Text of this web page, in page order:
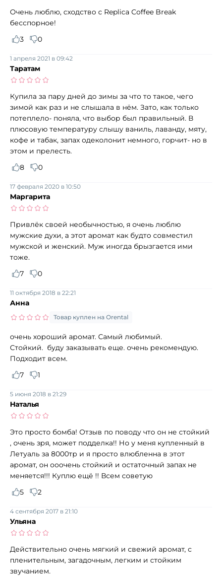
Очень люблю, сходство с Replica Coffee Break
бесспорное!
3
0
Таратам
1 апреля 2021 в 09:42
Купила за пару дней до зимы за что то такое, чего
зимой как раз и не слышала в нём. Зато, как только
потеплело- поняла, что выбор был правильный. В
плюсовую температуру слышу ваниль, лаванду, мяту,
кофе и табак, запах одеколонит немного, горчит- но в
этом и прелесть.
8
0
Маргарита
17 февраля 2020 в 10:50
Привлёк своей необычностью, я очень люблю
мужские духи, а этот аромат как будто совместил
мужской и женский. Муж иногда брызгается ими
тоже.
7
0
Анна
11 октября 2018 в 22:21
Товар куплен на Orental
очень хороший аромат. Самый любимый.
Стойкий. буду заказывать еще. очень рекомендую.
Подходит всем.
7
1
Наталья
5 июня 2018 в 21:29
Это просто бомба! Отзыв по поводу что он не стойкий
, очень зря, может подделка!! Но у меня купленный в
Летуаль за 8000тр и я просто влюбленна в этот
аромат, он ооочень стойкий и остаточный запах не
меняется!!! Куплю ещё !! Всем советую
5
2
Ульяна
4 сентября 2017 в 21:10
Действительно очень мягкий и свежий аромат, с
пленительным, загадочным, легким и стойким
звучанием.